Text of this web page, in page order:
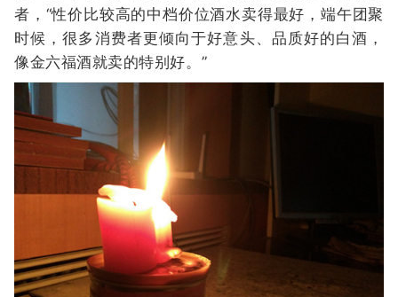
者，“性价比较高的中档价位酒水卖得最好，端午团聚
时候，很多消费者更倾向于好意头、品质好的白酒，
像金六福酒就卖的特别好。”